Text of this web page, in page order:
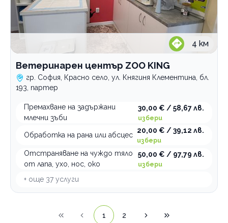
4 км
Ветеринарен център ZOO KING
гр. София, Красно село, ул. Княгиня Клементина, бл.
193, партер
Премахване на задържани
млечни зъби
30,00 € / 58,67 лв.
избери
Обработка на рана или абсцес
20,00 € / 39,12 лв.
избери
Отстраняване на чуждо тяло
от лапа, ухо, нос, око
50,00 € / 97,79 лв.
избери
+ още 37 услуги
1 2